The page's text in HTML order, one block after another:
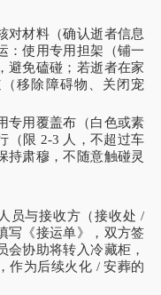
对材料（确认逝者信息
：使用专用担架（铺一
避免磕碰；若逝者在家
移除障碍物、关闭宠
专用覆盖布（白色或素
（限 2-3 人，不超过车
持肃穆，不随意触碰灵
员与接收方（接收处 /
写《接运单》，双方签
会协助将转入冷藏柜，
作为后续火化 / 安葬的